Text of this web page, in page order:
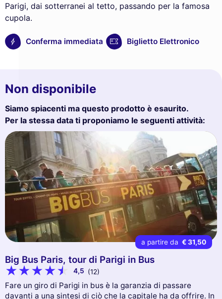
Parigi, dai sotterranei al tetto, passando per la famosa
cupola.
Conferma immediata Biglietto Elettronico
Non disponibile
Siamo spiacenti ma questo prodotto è esaurito.
Per la stessa data ti proponiamo le seguenti attività:
a partire da € 31,50
Big Bus Paris, tour di Parigi in Bus
4,5 (12)
Fare un giro di Parigi in bus è la garanzia di passare
davanti a una sintesi di ciò che la capitale ha da offrire. In